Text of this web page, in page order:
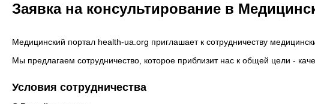
Заявка на консультирование в
Медицинский портал health-ua.org приглашает к сотрудничеству
Мы предлагаем сотрудничество, которое приблизит нас к общей цели -
Условия сотрудничества